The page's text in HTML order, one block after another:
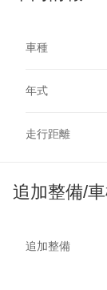
車種
年式
走行距離
追加整備/
追加整備